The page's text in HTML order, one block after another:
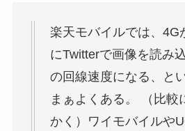
楽天モバイルでは、4G
にTwitterで画像を読み
の回線速度になる、と
まぁよくある。 （比較
かく）ワイモバイルや